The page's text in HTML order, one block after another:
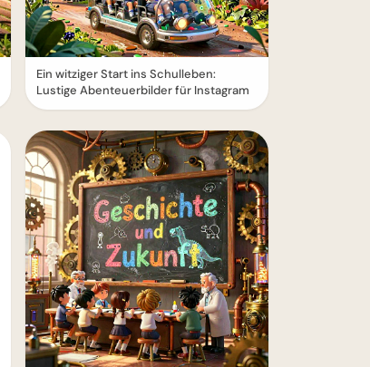
Ein witziger Start ins Schulleben:
Lustige Abenteuerbilder für Instagram